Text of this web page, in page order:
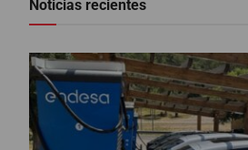
Noticias recientes